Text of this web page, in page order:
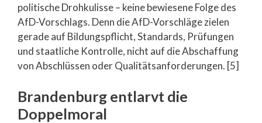
politische Drohkulisse – keine bewiesene Folge des
AfD-Vorschlags. Denn die AfD-Vorschläge zielen
gerade auf Bildungspflicht, Standards, Prüfungen
und staatliche Kontrolle, nicht auf die Abschaffung
von Abschlüssen oder Qualitätsanforderungen. [5]
Brandenburg entlarvt die
Doppelmoral